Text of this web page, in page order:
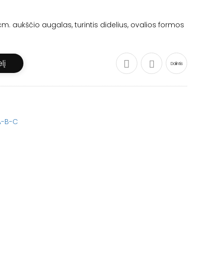
aukščio augalas, turintis didelius, ovalios formos
Dalintis
B-C